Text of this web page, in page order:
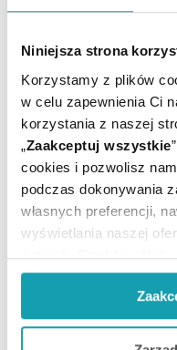
Niniejsza strona
Korzystamy z plików
w celu zapewnienia Ci
korzystania z naszej
„Zaakceptuj wszystkie
cookies i pozwolisz
podczas dokonywania
własnych preferencji,
wyświetlania naszej
potrzeb. Część z
do prawidłowego
funkcjonalności. W
korzystasz z naszej
do naszych Partnerów
ZOBACZ TEŻ
ARTYKUŁY
MOŻE CI SIĘ